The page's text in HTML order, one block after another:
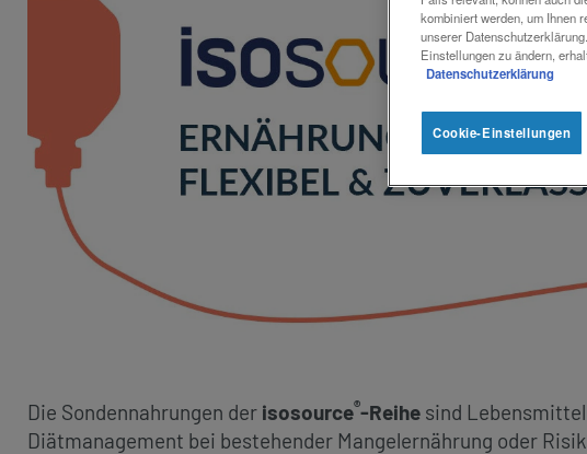
Die Sondennahrungen der isosource®-Reihe sind
Diätmanagement bei bestehender Mangelernährung oder
kombiniert werden, um Ihnen
unserer
Einstellungen zu ändern,
Datenschutzerklärung
Cookie-Einstellungen